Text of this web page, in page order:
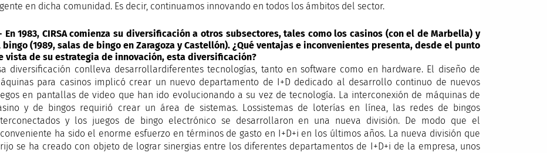
en dicha comunidad. Es decir, continuamos innovando en todos los ámbitos del sector.
En 1983, CIRSA comienza su diversificación a otros subsectores, tales como los casinos (con el de Marbella) y
bingo (1989, salas de bingo en Zaragoza y Castellón). ¿Qué ventajas e inconvenientes presenta, desde el punto
vista de su estrategia de innovación, esta diversificación?
diversificación conlleva desarrollardiferentes tecnologías, tanto en software como en hardware. El diseño de
para casinos implicó crear un nuevo departamento de I+D dedicado al desarrollo continuo de nuevos
en pantallas de video que han ido evolucionando a su vez de tecnología. La interconexión de máquinas de
y de bingos requirió crear un área de sistemas. Lossistemas de loterías en línea, las redes de bingos
y los juegos de bingo electrónico se desarrollaron en una nueva división. De modo que el
ha sido el enorme esfuerzo en términos de gasto en I+D+i en los últimos años. La nueva división que
se ha creado con objeto de lograr sinergias entre los diferentes departamentos de I+D+i de la empresa, unos